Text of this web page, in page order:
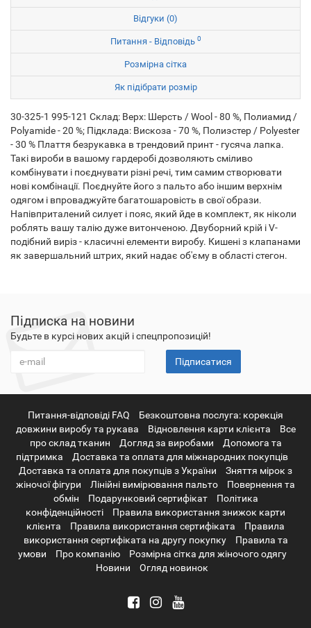
Відгуки (0)
Питання - Відповідь 0
Розмірна сітка
Як підібрати розмір
30-325-1 995-121 Склад: Верх: Шерсть / Wool - 80 %, Полиамид /
Polyamide - 20 %; Підклада: Вискоза - 70 %, Полиэстер / Polyester
- 30 % Плаття безрукавка в трендовий принт - гусяча лапка.
Такі вироби в вашому гардеробі дозволяють сміливо
комбінувати і поєднувати різні речі, тим самим створювати
нові комбінації. Поєднуйте його з пальто або іншим верхнім
одягом і впроваджуйте багатошаровість в свої образи.
Напівприталений силует і пояс, який йде в комплект, як ніколи
роблять вашу талію дуже витонченою. Двуборний крій і V-
подібний виріз - класичні елементи виробу. Кишені з клапанами
як завершальний штрих, який надає об'єму в області стегон.
Підписка на новини
Будьте в курсі нових акцій і спецпропозицій!
Підписатися
Питання-відповіді FAQ
Безкоштовна послуга: корекція
довжини виробу та рукава
Відновлення карти клієнта
Все
про склад тканин
Догляд за виробами
Допомога та
підтримка
Доставка та оплата для міжнародних покупців
Доставка та оплата для покупців з України
Зняття мірок з
жіночої фігури
Лінійні вимірювання пальто
Повернення та
обмін
Подарунковий сертифікат
Політика
конфіденційності
Правила використання знижок карти
клієнта
Правила використання сертифіката
Правила
використання сертифіката на другу покупку
Правила та
умови
Про компанію
Розмірна сітка для жіночого одягу
Новини
Огляд новинок